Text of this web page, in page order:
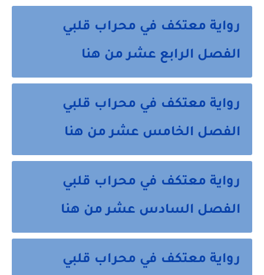
رواية معتكف في محراب قلبي
الفصل الرابع عشر من هنا
رواية معتكف في محراب قلبي
الفصل الخامس عشر من هنا
رواية معتكف في محراب قلبي
الفصل السادس عشر من هنا
رواية معتكف في محراب قلبي